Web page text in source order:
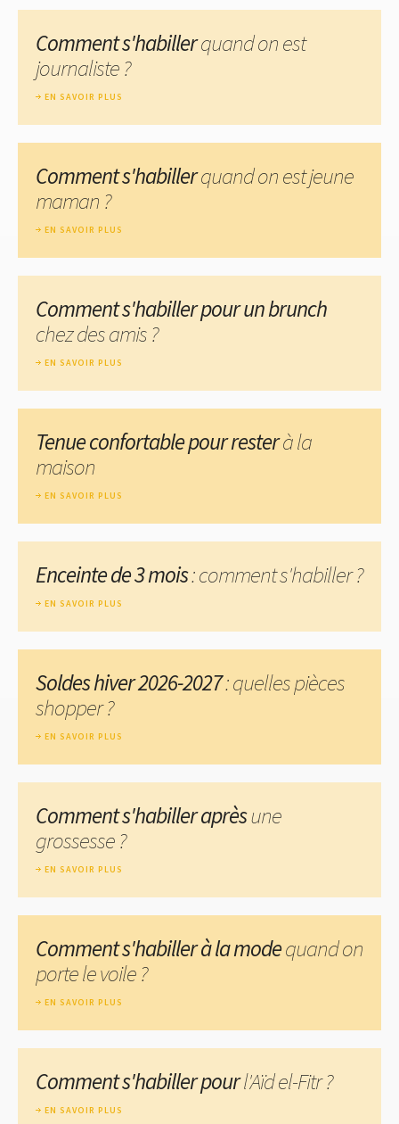
Comment s'habillerquand on est
journaliste ?
EN SAVOIR PLUS
Comment s'habillerquand on est jeune
maman ?
EN SAVOIR PLUS
Comment s'habiller pour un brunch
chez des amis ?
EN SAVOIR PLUS
Tenue confortable pour resterà la
maison
EN SAVOIR PLUS
Enceinte de 3 mois: comment s'habiller ?
EN SAVOIR PLUS
Soldes hiver 2026-2027: quelles pièces
shopper ?
EN SAVOIR PLUS
Comment s'habiller aprèsune
grossesse ?
EN SAVOIR PLUS
Comment s'habiller à la modequand on
porte le voile ?
EN SAVOIR PLUS
Comment s'habiller pourl'Aïd el-Fitr ?
EN SAVOIR PLUS